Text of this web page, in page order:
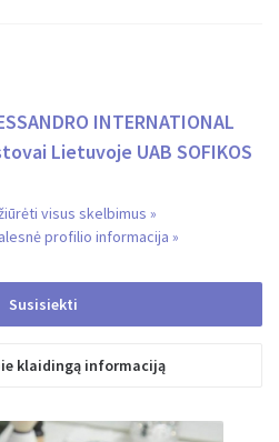
INTERNATIONAL
Lietuvoje UAB SOFIKOS
visus skelbimus »
profilio informacija »
Susisiekti
klaidingą informaciją